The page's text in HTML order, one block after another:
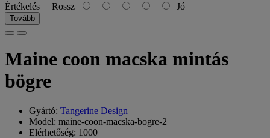
Értékelés Rossz Jó
Tovább
Maine coon macska mintás
bögre
Gyártó: Tangerine Design
Model: maine-coon-macska-bogre-2
Elérhetőség: 1000